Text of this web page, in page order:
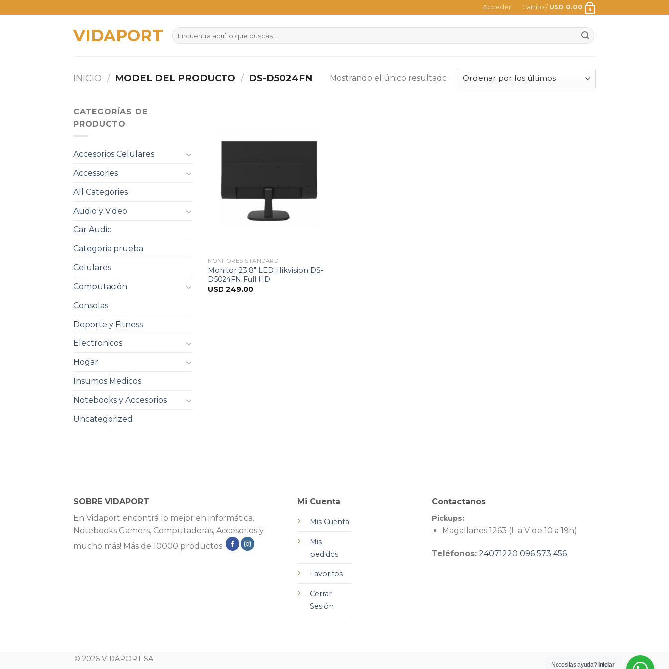
to
Acceder Carrito / USD 0.00 0
VIDAPORT
Buscar
por:
INICIO / MODEL DEL PRODUCTO / DS-D5024FN Mostrando el único resultado
CATEGORÍAS DE
PRODUCTO
Accesorios Celulares
Accessories
All Categories
Audio y Video
Car Audio
Categoria prueba
Celulares
Computación
Consolas
Deporte y Fitness
Electronicos
Hogar
Insumos Medicos
Notebooks y Accesorios
Uncategorized
MONITORES STANDARD
Monitor 23.8″ LED Hikvision DS-
D5024FN Full HD
USD 249.00
SOBRE VIDAPORT
En Vidaport encontrá lo mejor en informática.
Notebooks Gamers, Computadoras, Accesorios y
mucho más! Más de 10000 productos.
Mi Cuenta
Mis Cuenta
Mis
pedidos
Favoritos
Cerrar
Sesión
Contactanos
Pickups:
Magallanes 1263 (L a V de 10 a 19h)
Teléfonos: 24071220 096 573 456
© 2026 VIDAPORT SA
Necesitas ayuda? Iniciar